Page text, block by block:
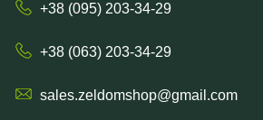
+38 (095) 203-34-29
+38 (063) 203-34-29
sales.zeldomshop@gmail.com